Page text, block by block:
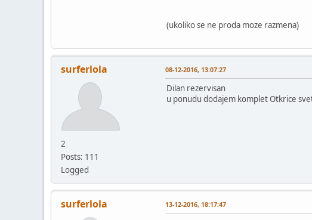
(ukoliko se ne proda moze razmena)
surferlola
2
Posts: 111
Logged
08-12-2016, 13:07:27
Dilan rezervisan
u ponudu dodajem komplet Otkrice
surferlola 13-12-2016, 18:17:47